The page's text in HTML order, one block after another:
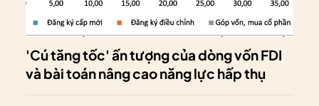
'Cú tăng tốc' ấn tượng của dòng vốn FDI
và bài toán nâng cao năng lực hấp thụ